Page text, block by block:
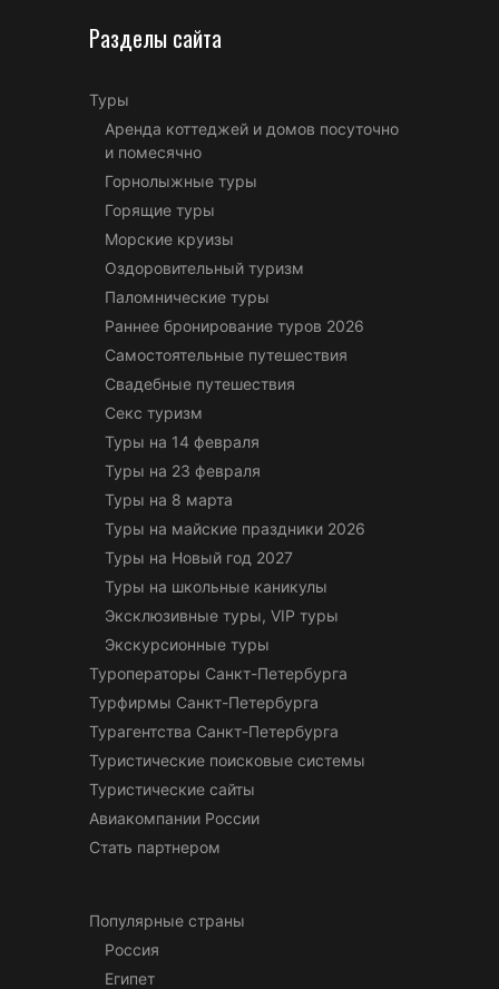
Разделы сайта
Туры
Аренда коттеджей и домов посуточно
и помесячно
Горнолыжные туры
Горящие туры
Морские круизы
Оздоровительный туризм
Паломнические туры
Раннее бронирование туров 2026
Самостоятельные путешествия
Свадебные путешествия
Секс туризм
Туры на 14 февраля
Туры на 23 февраля
Туры на 8 марта
Туры на майские праздники 2026
Туры на Новый год 2027
Туры на школьные каникулы
Эксклюзивные туры, VIP туры
Экскурсионные туры
Туроператоры Санкт-Петербурга
Турфирмы Санкт-Петербурга
Турагентства Санкт-Петербурга
Туристические поисковые системы
Туристические сайты
Авиакомпании России
Стать партнером
Популярные страны
Россия
Египет